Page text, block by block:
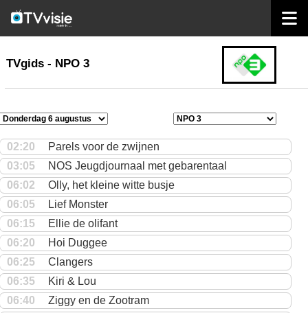
TVgids
TVgids - NPO 3
02:20
Parels voor de zwijnen
03:05
NOS Jeugdjournaal met gebarentaal
06:02
Olly, het kleine witte busje
06:05
Lief Monster
06:15
Ellie de olifant
06:20
Hoi Duggee
06:25
Clangers
06:35
Kiri & Lou
06:40
Ziggy en de Zootram